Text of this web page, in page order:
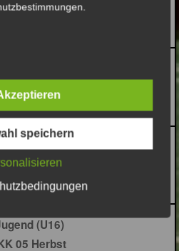
2023
(U16)
03 Herbst
(U16)
05 Herbst
speichern